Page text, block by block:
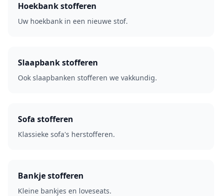
Hoekbank stofferen
Uw hoekbank in een nieuwe stof.
Slaapbank stofferen
Ook slaapbanken stofferen we vakkundig.
Sofa stofferen
Klassieke sofa's herstofferen.
Bankje stofferen
Kleine bankjes en loveseats.